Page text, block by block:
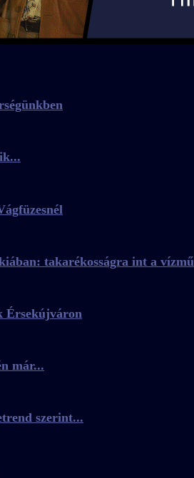
takarékosságra int a vízmű
Érsekújváron
már...
szerint...